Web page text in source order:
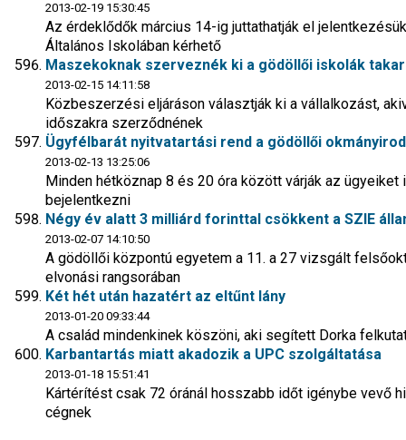
2013-02-19 15:30:45
Az érdeklődők március 14-ig juttathatják el
Általános Iskolában kérhető
Maszekoknak szerveznék ki a gödöllői iskolák
2013-02-15 14:11:58
Közbeszerzési eljáráson választják ki a vállalkozást,
időszakra szerződnének
Ügyfélbarát nyitvatartási rend a gödöllői
2013-02-13 13:25:06
Minden hétköznap 8 és 20 óra között várják az
bejelentkezni
Négy év alatt 3 milliárd forinttal csökkent a SZIE
2013-02-07 14:10:50
A gödöllői központú egyetem a 11. a 27 vizsgált
elvonási rangsorában
Két hét után hazatért az eltűnt lány
2013-01-20 09:33:44
A család mindenkinek köszöni, aki segített Dorka
Karbantartás miatt akadozik a UPC szolgáltatása
2013-01-18 15:51:41
Kártérítést csak 72 óránál hosszabb időt igénybe vevő
cégnek